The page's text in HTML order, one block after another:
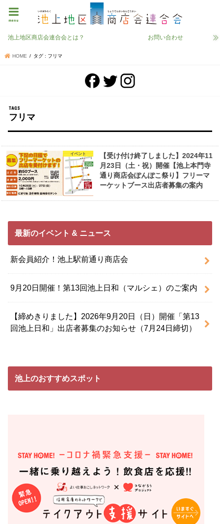
menu
池上地区商店会連合会とは？ お問い合わせ
HOME タグ : フリマ
フリマ
イベント
【受け付け終了しました】2024年11
月23日（土・祝）開催【池上本門寺
通り商店会ぽんぽこ祭り】フリーマ
ーケットブース出店者募集の案内
最新のイベント & ニュース
新会員紹介！池上駅前通り商店会
9月20日開催！第13回池上日和（マルシェ）のご案内
【締めきりました】2026年9月20日（日）開催「第13
回池上日和」出店者募集のお知らせ（7月24日締切）
池上のおすすめスポット